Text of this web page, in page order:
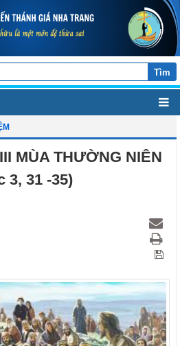
Tìm
MÙA THƯỜNG NIÊN
3, 31 -35)